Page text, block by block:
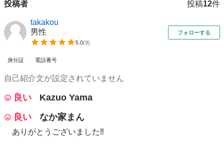
投稿者 投稿12件
takakou
男性
5.0(9)
フォローする
身分証 電話番号
自己紹介文が設定されていません
良い
Kazuo Yama
良い
なか家まん
ありがとうございました‼️